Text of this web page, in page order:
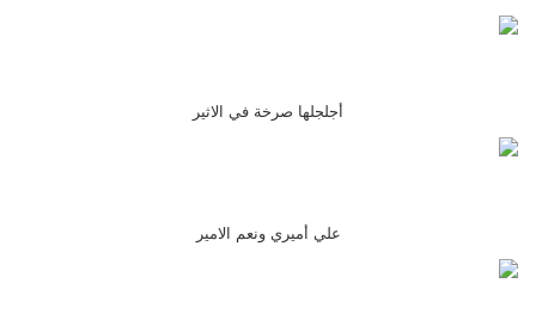
أجلجلها صرخة في الاثير
علي أميري ونعم الامير